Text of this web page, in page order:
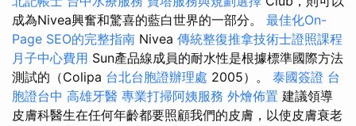
成為Nivea興奮和驚喜的藍白世界的一部分。 最佳化On-
Page SEO的完整指南 Nivea 傳統整復推拿技術士證照課程
月子中心費用 Sun產品線成員的耐水性是根據標準國際方法
測試的（Colipa 台北台胞證辦理處 2005）。 泰國簽證 台
胞證台中 高雄牙醫 專業打掃阿姨服務 外燴佈置 建議領導
皮膚科醫生在任何年齡都要照顧我們的皮膚，以使皮膚衰老